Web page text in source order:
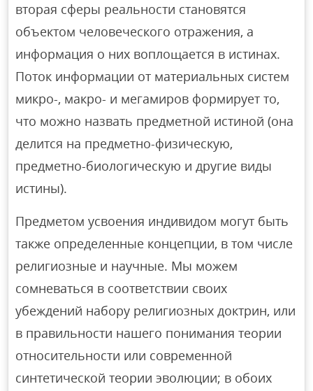
вторая сферы реальности становятся
объектом человеческого отражения, а
информация о них воплощается в истинах.
Поток информации от материальных систем
микро-, макро- и мегамиров формирует то,
что можно назвать предметной истиной (она
делится на предметно-физическую,
предметно-биологическую и другие виды
истины).
Предметом усвоения индивидом могут быть
также определенные концепции, в том числе
религиозные и научные. Мы можем
сомневаться в соответствии своих
убеждений набору религиозных доктрин, или
в правильности нашего понимания теории
относительности или современной
синтетической теории эволюции; в обоих